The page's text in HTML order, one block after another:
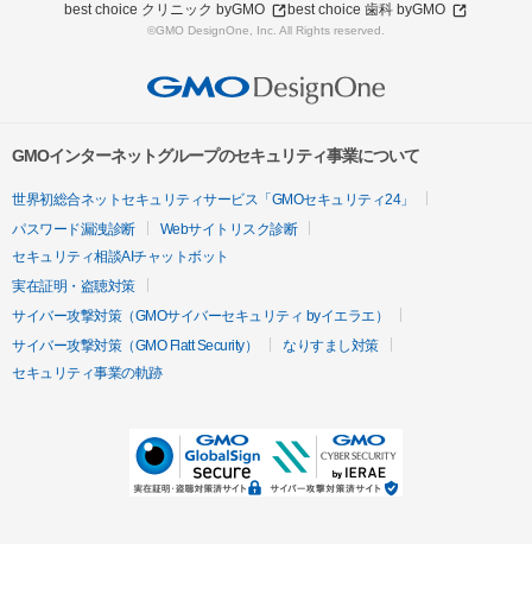
best choice クリニック byGMO
best choice 歯科 byGMO
©GMO DesignOne, Inc. All Rights reserved.
GMOインターネットグループのセキュリティ事業について
世界初総合ネットセキュリティサービス「GMOセキュリティ24」
パスワード漏洩診断
Webサイトリスク診断
セキュリティ相談AIチャットボット
実在証明・盗聴対策
サイバー攻撃対策（GMOサイバーセキュリティ byイエラエ）
サイバー攻撃対策（GMO Flatt Security）
なりすまし対策
セキュリティ事業の軌跡